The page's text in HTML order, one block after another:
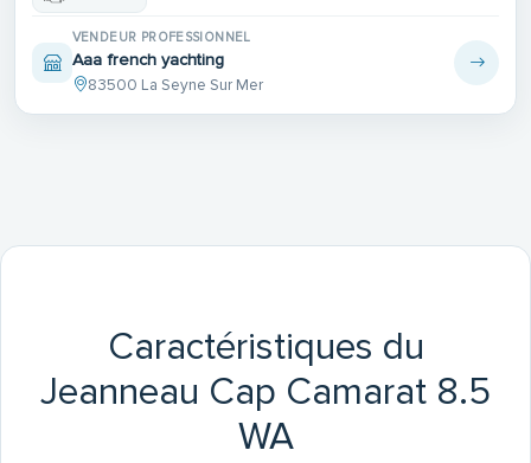
VENDEUR PROFESSIONNEL
Aaa french yachting
83500 La Seyne Sur Mer
Caractéristiques du
Jeanneau Cap Camarat 8.5
WA